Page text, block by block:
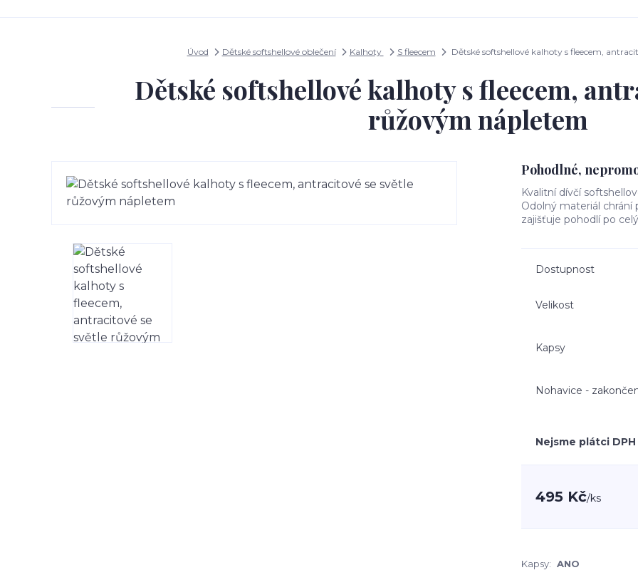
Úvod Dětské softshellové oblečení Kalhoty S fleecem Dětské softshellové kalhoty s fleecem,
Dětské softshellové kalhoty s fleecem,
růžovým nápletem
Pohodlné,
Kvalitní dívčí
Odolný materiál
zajišťuje pohodlí po
Dostupnost
Velikost
Kapsy
Nohavice -
Nejsme plátci DPH
495 Kč/ks
Kapsy: ANO